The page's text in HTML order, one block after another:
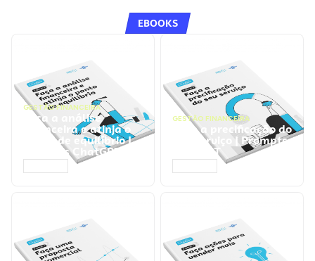
EBOOKS
GESTÃO FINANCEIRA
Faça a análise
financeira e atinja o
ponto de equilíbrio |
Prompts ChatGPT
GESTÃO FINANCEIRA
Faça a precificação do
seu serviço | Prompts
ChatGPT